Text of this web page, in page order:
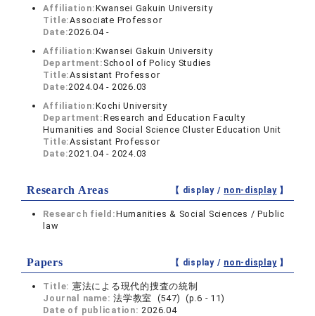
Affiliation:Kwansei Gakuin University
Title:Associate Professor
Date:2026.04 -
Affiliation:Kwansei Gakuin University
Department: School of Policy Studies
Title:Assistant Professor
Date:2024.04 - 2026.03
Affiliation:Kochi University
Department:Research and Education Faculty
Humanities and Social Science Cluster Education Unit
Title:Assistant Professor
Date:2021.04 - 2024.03
Research Areas 【 display / non-display】
Research field:Humanities & Social Sciences / Public
law
Papers 【 display / non-display】
Title: 憲法による現代的捜査の統制
Journal name:法学教室 (547) (p.6 - 11)
Date of publication:2026.04